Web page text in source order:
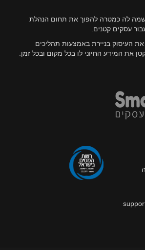
לה כמטרה להפוך את תחום הנהלת
עסקים קטנים.
העיסוק בניירת באמצעות תהליכים
את המידע החיוני לו בכל מקום ובכל זמן.